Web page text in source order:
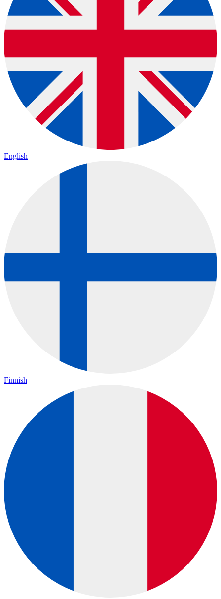
English
Finnish